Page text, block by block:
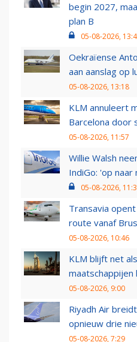
begin 2027,
plan B
05-08-2026,
Oekraïense
aan aanslag op
05-08-2026, 13:18
KLM annuleert
Barcelona door
05-08-2026, 11:57
Willie Walsh
IndiGo: 'op
05-08-2026,
Transavia
route vanaf
05-08-2026, 10:46
KLM blijft net
05-08-2026, 9:00
Riyadh Air
opnieuw drie
05-08-2026, 7:29